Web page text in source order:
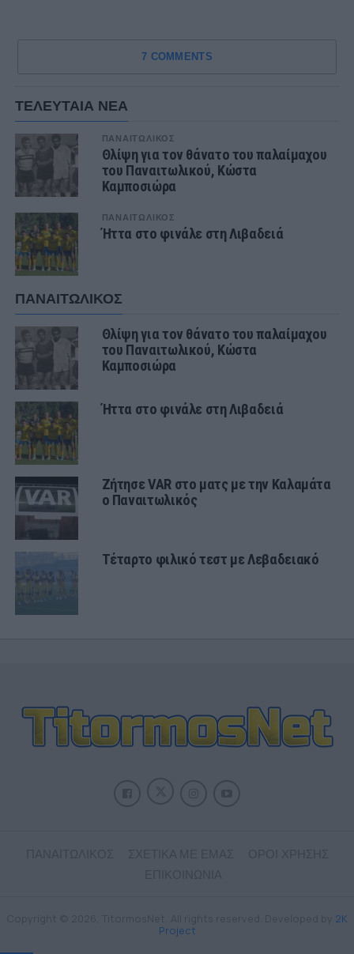
7 COMMENTS
ΤΕΛΕΥΤΑΙΑ ΝΕΑ
ΠΑΝΑΙΤΩΛΙΚΟΣ
Θλίψη για τον θάνατο του παλαίμαχου
του Παναιτωλικού, Κώστα
Καμποσιώρα
ΠΑΝΑΙΤΩΛΙΚΟΣ
Ήττα στο φινάλε στη Λιβαδειά
ΠΑΝΑΙΤΩΛΙΚΟΣ
Θλίψη για τον θάνατο του παλαίμαχου
του Παναιτωλικού, Κώστα
Καμποσιώρα
Ήττα στο φινάλε στη Λιβαδειά
Ζήτησε VAR στο ματς με την Καλαμάτα
ο Παναιτωλικός
Τέταρτο φιλικό τεστ με Λεβαδειακό
2K
Project